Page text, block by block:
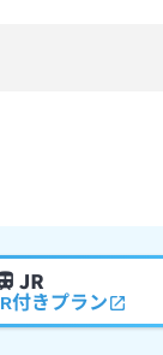
付きプラン